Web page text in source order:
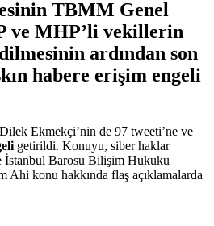
TBMM Genel
ve MHP’li vekillerin
ardından son
habere erişim engeli
Ekmekçi’nin de 97 tweeti’ne ve
getirildi. Konuyu, siber haklar
İstanbul Barosu Bilişim Hukuku
Ahi konu hakkında flaş açıklamalarda